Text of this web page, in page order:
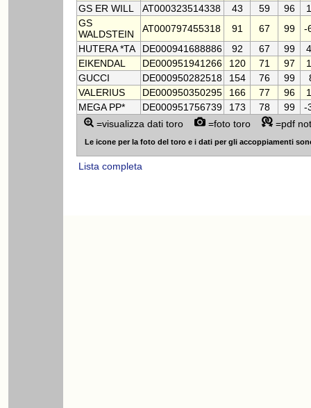
GS ER WILL
AT000323514338 43 59 96
GS
WALDSTEIN
AT000797455318 91 67 99
-
HUTERA *TA
DE000941688886 92 67 99
EIKENDAL
DE000951941266 120 71 97
GUCCI
DE000950282518 154 76 99
VALERIUS
DE000950350295 166 77 96
MEGA PP*
DE000951756739 173 78 99
-
=visualizza dati toro
=foto toro =pdf
Le icone per la foto del toro e i dati per gli accoppiamenti
Lista completa